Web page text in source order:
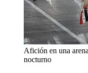
Afición en una
nocturno